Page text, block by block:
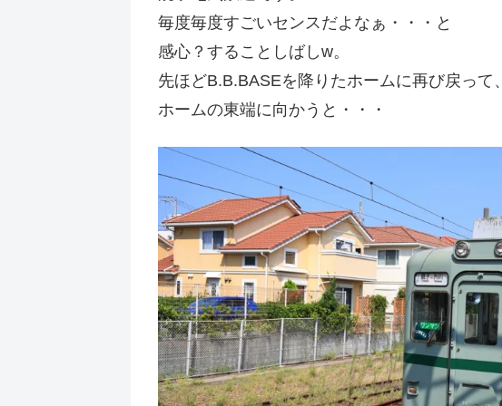
毎度毎度すごいセンスだよなぁ・・・と
感心？することしばしw。
先ほどB.B.BASEを降りたホームに再び戻って、
ホームの東端に向かうと・・・